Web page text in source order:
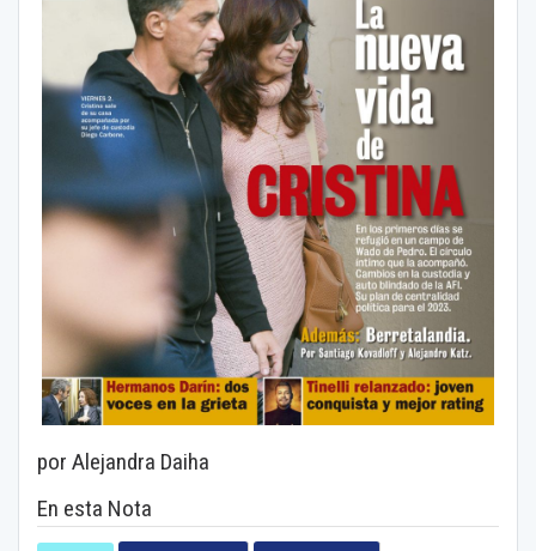
por Alejandra Daiha
En esta Nota